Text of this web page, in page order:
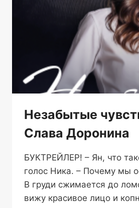
Незабытые
Слава Доронина
БУКТРЕЙЛЕР! – Ян, что
голос Ника. – Почему мы
В груди сжимается до
вижу красивое лицо и